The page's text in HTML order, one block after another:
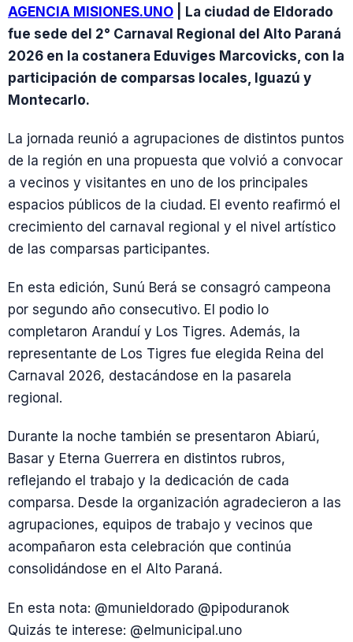
AGENCIA MISIONES.UNO | La ciudad de Eldorado
fue sede del 2° Carnaval Regional del Alto Paraná
2026 en la costanera Eduviges Marcovicks, con la
participación de comparsas locales, Iguazú y
Montecarlo.
La jornada reunió a agrupaciones de distintos puntos
de la región en una propuesta que volvió a convocar
a vecinos y visitantes en uno de los principales
espacios públicos de la ciudad. El evento reafirmó el
crecimiento del carnaval regional y el nivel artístico
de las comparsas participantes.
En esta edición, Sunú Berá se consagró campeona
por segundo año consecutivo. El podio lo
completaron Aranduí y Los Tigres. Además, la
representante de Los Tigres fue elegida Reina del
Carnaval 2026, destacándose en la pasarela
regional.
Durante la noche también se presentaron Abiarú,
Basar y Eterna Guerrera en distintos rubros,
reflejando el trabajo y la dedicación de cada
comparsa. Desde la organización agradecieron a las
agrupaciones, equipos de trabajo y vecinos que
acompañaron esta celebración que continúa
consolidándose en el Alto Paraná.
En esta nota: @munieldorado @pipoduranok
Quizás te interese: @elmunicipal.uno